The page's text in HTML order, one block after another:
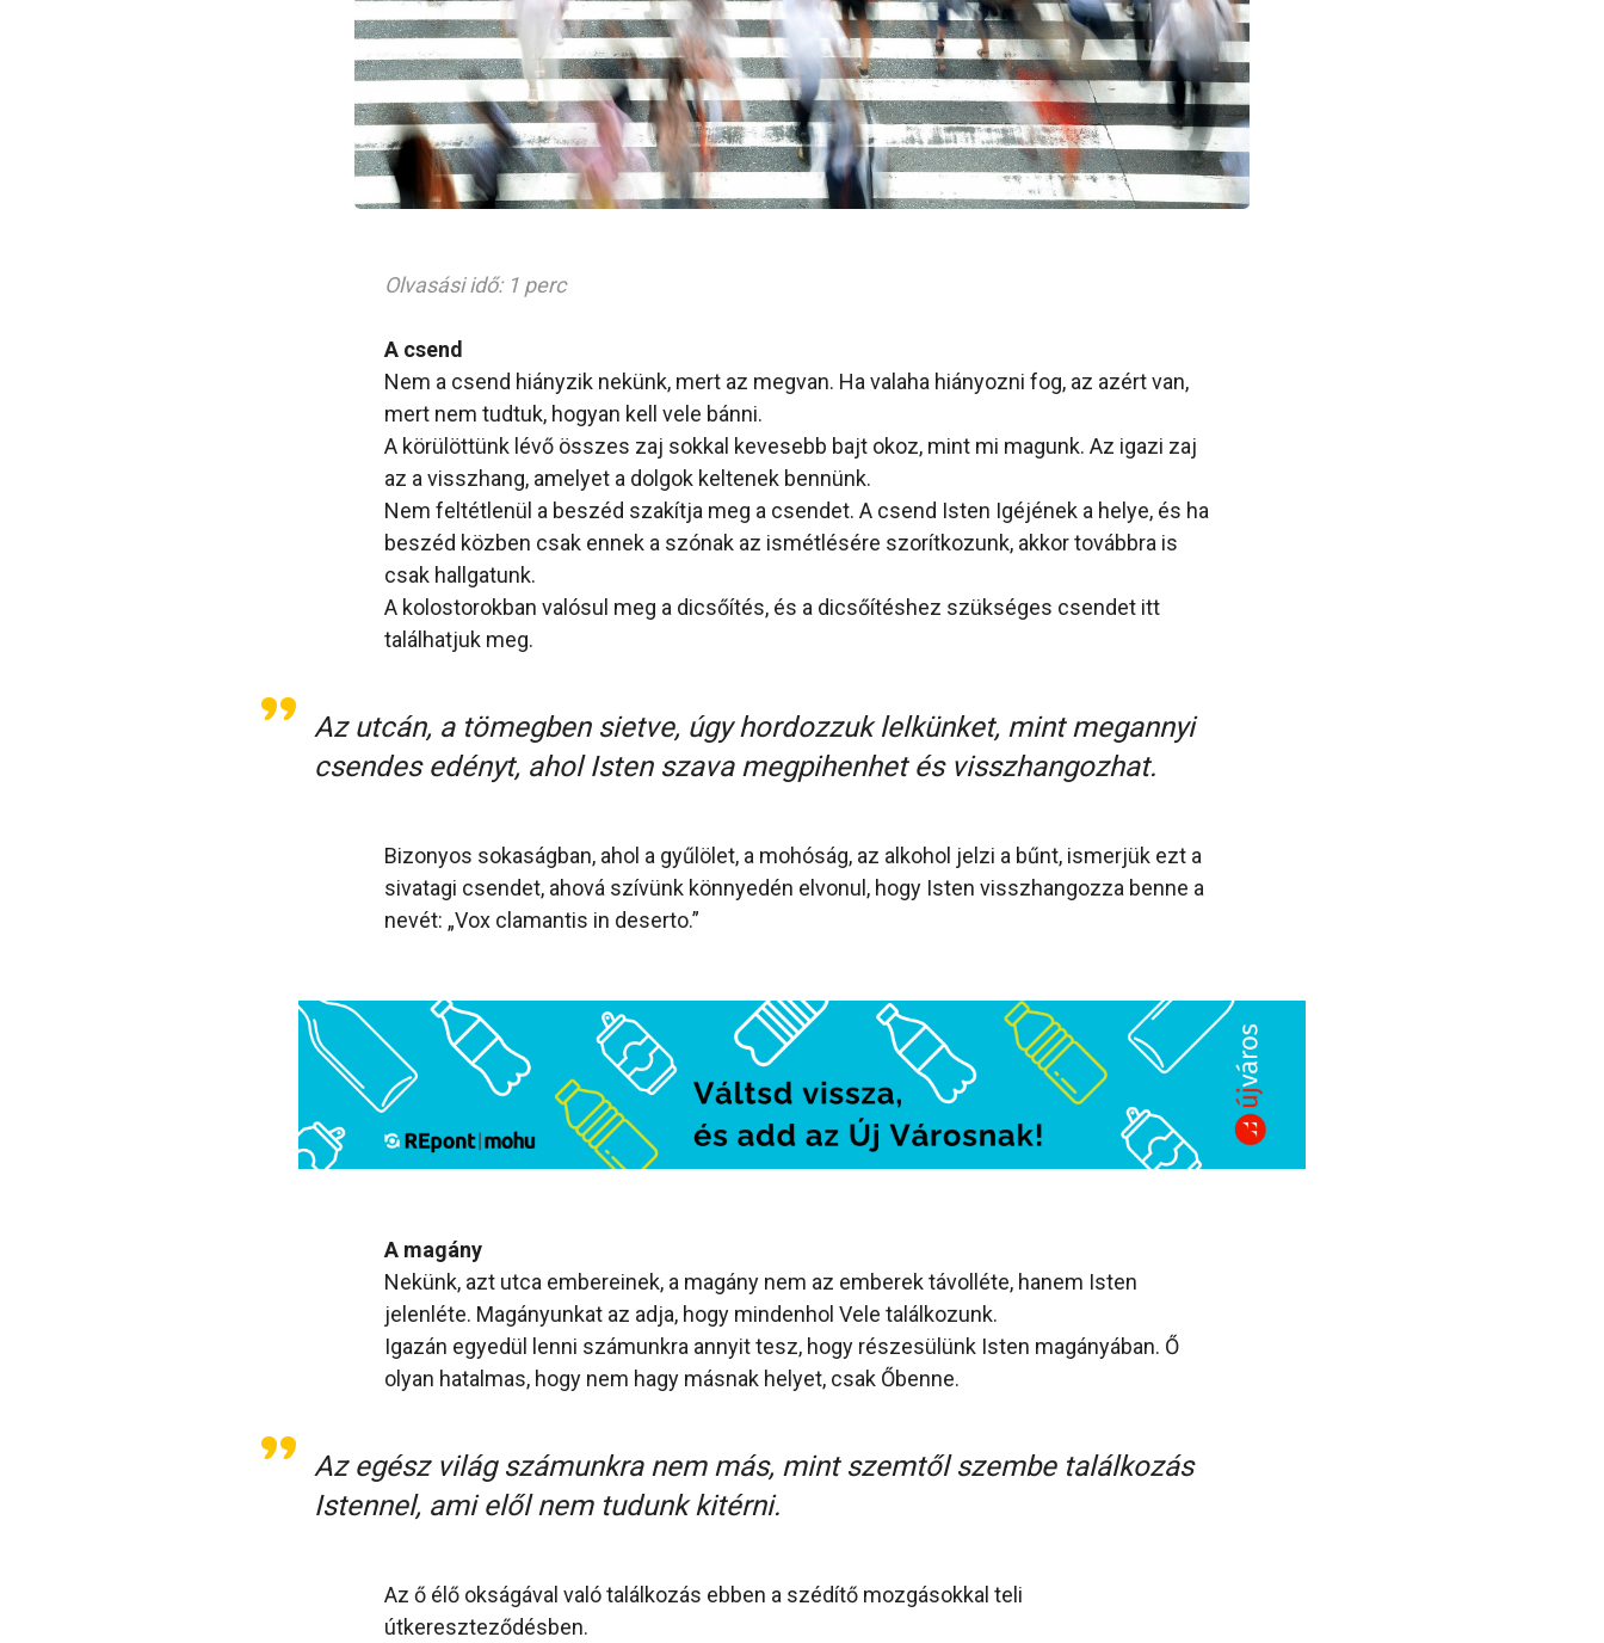
Olvasási idő: 1 perc
A csend
Nem a csend hiányzik nekünk, mert az megvan. Ha valaha hiányozni fog, az azért van,
mert nem tudtuk, hogyan kell vele bánni.
A körülöttünk lévő összes zaj sokkal kevesebb bajt okoz, mint mi magunk. Az igazi zaj
az a visszhang, amelyet a dolgok keltenek bennünk.
Nem feltétlenül a beszéd szakítja meg a csendet. A csend Isten Igéjének a helye, és ha
beszéd közben csak ennek a szónak az ismétlésére szorítkozunk, akkor továbbra is
csak hallgatunk.
A kolostorokban valósul meg a dicsőítés, és a dicsőítéshez szükséges csendet itt
találhatjuk meg.
Az utcán, a tömegben sietve, úgy hordozzuk lelkünket, mint megannyi
csendes edényt, ahol Isten szava megpihenhet és visszhangozhat.
Bizonyos sokaságban, ahol a gyűlölet, a mohóság, az alkohol jelzi a bűnt, ismerjük ezt a
sivatagi csendet, ahová szívünk könnyedén elvonul, hogy Isten visszhangozza benne a
nevét: „Vox clamantis in deserto.”
A magány
Nekünk, azt utca embereinek, a magány nem az emberek távolléte, hanem Isten
jelenléte. Magányunkat az adja, hogy mindenhol Vele találkozunk.
Igazán egyedül lenni számunkra annyit tesz, hogy részesülünk Isten magányában. Ő
olyan hatalmas, hogy nem hagy másnak helyet, csak Őbenne.
Az egész világ számunkra nem más, mint szemtől szembe találkozás
Istennel, ami elől nem tudunk kitérni.
Az ő élő okságával való találkozás ebben a szédítő mozgásokkal teli
útkereszteződésben.